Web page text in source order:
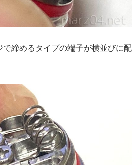
で締めるタイプの端子が横並びに配